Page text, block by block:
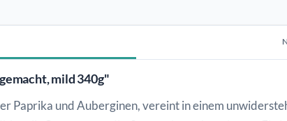
mild 340g"
Paprika und Auberginen, vereint in einem